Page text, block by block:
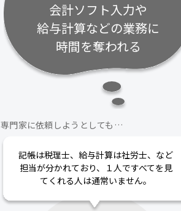
会計ソフト入力や
給与計算などの業務に
時間を奪われる
専門家に依頼しようとしても…
記帳は税理士、給与計算は社労士、など
担当が分かれており、１人ですべてを見
てくれる人は通常いません。